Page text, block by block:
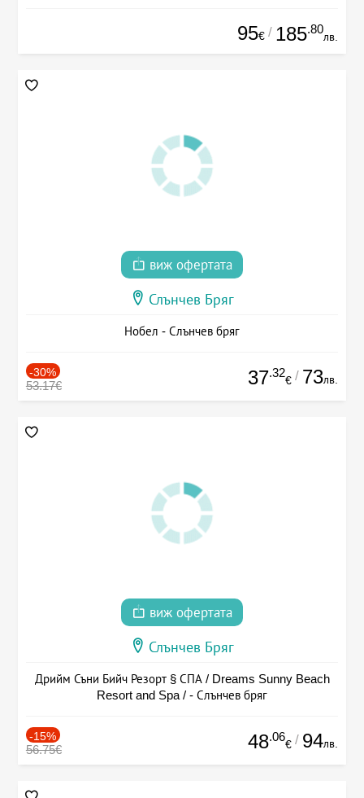
95€ / 185.80
лв.
виж офертата
Слънчев Бряг
Нобел - Слънчев бряг
-30%
53.17€ 37.32
€ / 73лв.
виж офертата
Слънчев Бряг
Дрийм Съни Бийч Резорт § СПА / Dreams Sunny Beach
Resort and Spa / - Слънчев бряг
-15%
56.75€ 48.06
€ / 94лв.